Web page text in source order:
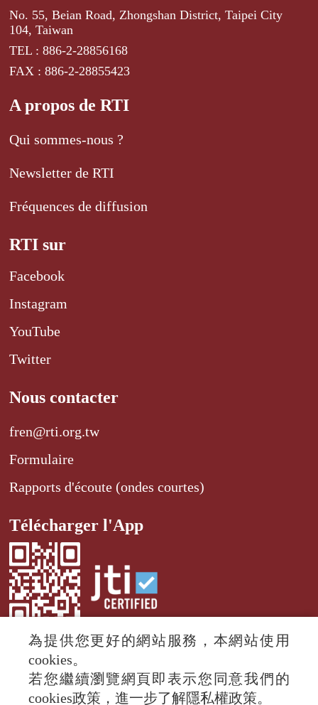
No. 55, Beian Road, Zhongshan District, Taipei City
104, Taiwan
TEL : 886-2-28856168
FAX : 886-2-28855423
A propos de RTI
Qui sommes-nous ?
Newsletter de RTI
Fréquences de diffusion
RTI sur
Facebook
Instagram
YouTube
Twitter
Nous contacter
fren@rti.org.tw
Formulaire
Rapports d'écoute (ondes courtes)
Télécharger l'App
© 2024 RTI (Radio Taiwan International).
All rights reserved.
為提供您更好的網站服務，本網站使用
cookies。
若您繼續瀏覽網頁即表示您同意我們的
cookies政策，進一步了解隱私權政策。